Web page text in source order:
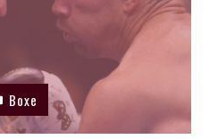
Boxe